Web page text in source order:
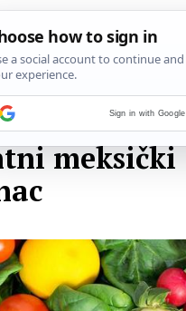
meksički
Sign in with Google